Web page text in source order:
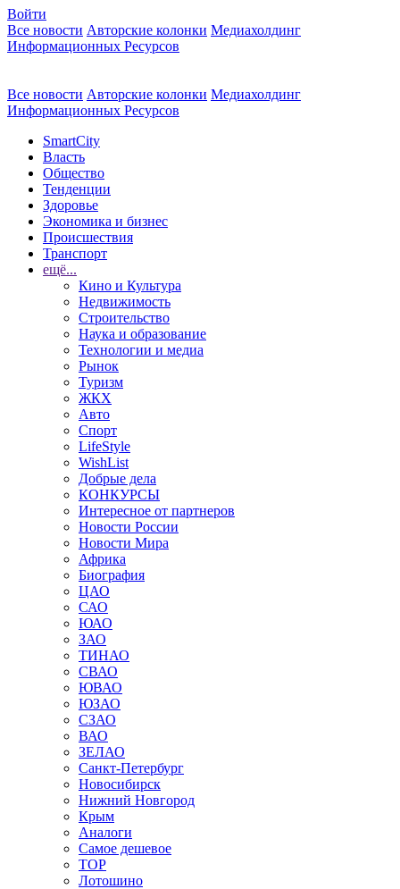
Войти
Все новости Авторские колонки Медиахолдинг
Информационных Ресурсов
Все новости Авторские колонки Медиахолдинг
Информационных Ресурсов
SmartCity
Власть
Общество
Тенденции
Здоровье
Экономика и бизнес
Происшествия
Транспорт
ещё...
Кино и Культура
Недвижимость
Строительство
Наука и образование
Технологии и медиа
Рынок
Туризм
ЖКХ
Авто
Спорт
LifeStyle
WishList
Добрые дела
КОНКУРСЫ
Интересное от партнеров
Новости России
Новости Мира
Африка
Биография
ЦАО
САО
ЮАО
ЗАО
ТИНАО
СВАО
ЮВАО
ЮЗАО
СЗАО
ВАО
ЗЕЛАО
Санкт-Петербург
Новосибирск
Нижний Новгород
Крым
Аналоги
Самое дешевое
TOP
Лотошино